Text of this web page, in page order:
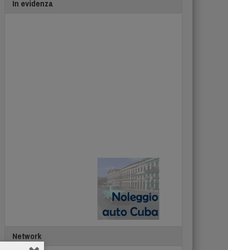
In evidenza
Network